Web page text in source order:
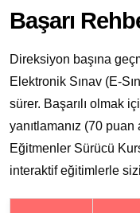
Başarı
Direksiyon başına
Elektronik Sınav (E-
sürer. Başarılı olmak
yanıtlamanız (70
Eğitmenler Sürücü
interaktif eğitimlerle